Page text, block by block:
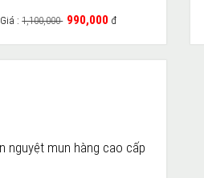
Giá :1,100,000 990,000 đ